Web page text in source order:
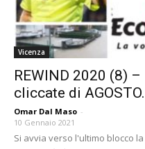
Vicenza
REWIND 2020 (8)
cliccate di
Omar Dal Maso -
10 Gennaio 2021
Si avvia verso l'ultimo blocco